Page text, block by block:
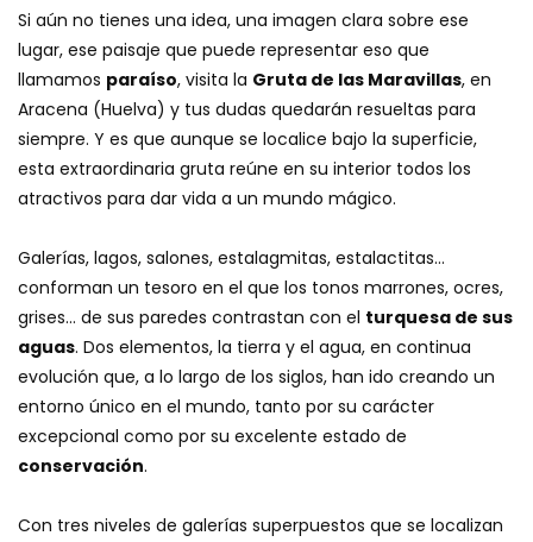
Si aún no tienes una idea, una imagen clara sobre ese
lugar, ese paisaje que puede representar eso que
llamamos paraíso, visita la Gruta de las Maravillas, en
Aracena (Huelva) y tus dudas quedarán resueltas para
siempre. Y es que aunque se localice bajo la superficie,
esta extraordinaria gruta reúne en su interior todos los
atractivos para dar vida a un mundo mágico.
Galerías, lagos, salones, estalagmitas, estalactitas…
conforman un tesoro en el que los tonos marrones, ocres,
grises… de sus paredes contrastan con el turquesa de sus
aguas. Dos elementos, la tierra y el agua, en continua
evolución que, a lo largo de los siglos, han ido creando un
entorno único en el mundo, tanto por su carácter
excepcional como por su excelente estado de
conservación.
Con tres niveles de galerías superpuestos que se localizan